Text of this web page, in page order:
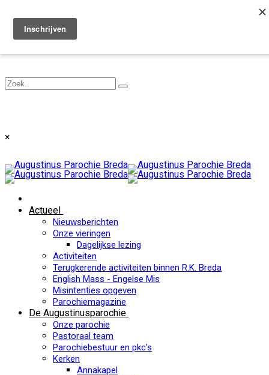
Toggle navigation
×
Actueel
Nieuwsberichten
Onze vieringen
Dagelijkse lezing
Activiteiten
Terugkerende activiteiten binnen R.K. Breda
English Mass - Engelse Mis
Misintenties opgeven
Parochiemagazine
De Augustinusparochie
Onze parochie
Pastoraal team
Parochiebestuur en pkc's
Kerken
Annakapel